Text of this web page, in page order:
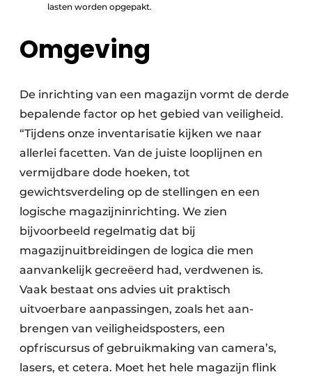
lasten worden opgepakt.
Omgeving
De inrichting van een magazijn vormt de derde
bepalende factor op het gebied van veiligheid.
“Tijdens onze inventarisatie kijken we naar
allerlei facetten. Van de juiste looplijnen en
vermijdbare dode hoeken, tot
gewichtsverdeling op de stellingen en een
logische magazijninrichting. We zien
bijvoorbeeld regelmatig dat bij
magazijnuitbreidingen de logica die men
aanvankelijk gecreëerd had, verdwenen is.
Vaak bestaat ons advies uit praktisch
uitvoerbare aanpassingen, zoals het aan­
brengen van veiligheidsposters, een
opfriscursus of gebruikmaking van camera’s,
lasers, et cetera. Moet het hele magazijn flink